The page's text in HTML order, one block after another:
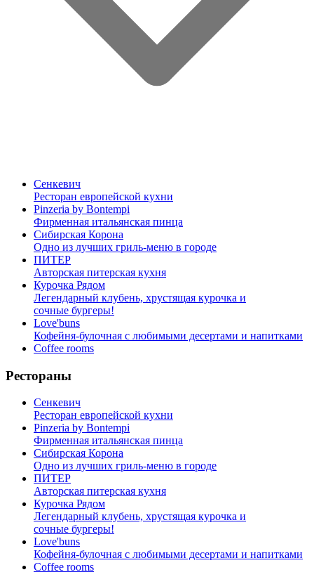
Сенкевич
Ресторан европейской кухни
Pinzeria by Bontempi
Фирменная итальянская пинца
Сибирская Корона
Одно из лучших гриль-меню в городе
ПИТЕР
Авторская питерская кухня
Курочка Рядом
Легендарный клубень, хрустящая курочка и
сочные бургеры!
Love'buns
Кофейня-булочная с любимыми десертами и напитками
Coffee rooms
Рестораны
Сенкевич
Ресторан европейской кухни
Pinzeria by Bontempi
Фирменная итальянская пинца
Сибирская Корона
Одно из лучших гриль-меню в городе
ПИТЕР
Авторская питерская кухня
Курочка Рядом
Легендарный клубень, хрустящая курочка и
сочные бургеры!
Love'buns
Кофейня-булочная с любимыми десертами и напитками
Coffee rooms